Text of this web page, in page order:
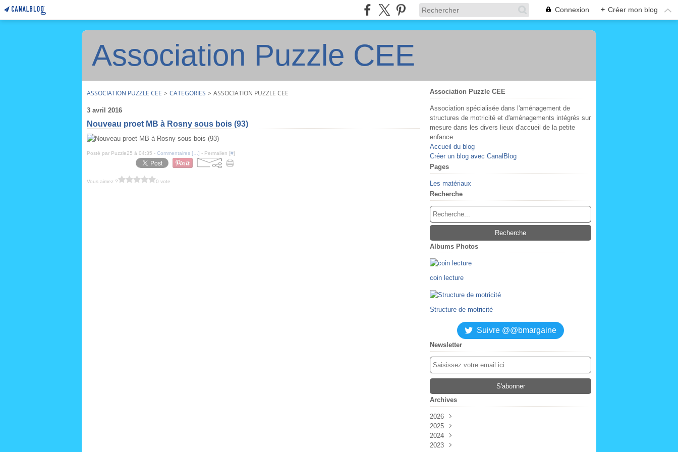
Connexion + Créer mon blog
Association Puzzle CEE
ASSOCIATION PUZZLE CEE > CATEGORIES > ASSOCIATION PUZZLE CEE
3 avril 2016
Nouveau proet MB à Rosny sous bois (93)
Posté par Puzzle25 à 04:35 - Commentaires [ ] - Permalien [#]
Vous aimez ? 0 vote
Association Puzzle CEE
Association spécialisée dans l'aménagement de
structures de motricité et d'aménagements intégrés sur
mesure dans les divers lieux d'accueil de la petite
enfance
Accueil du blog
Créer un blog avec CanalBlog
Pages
Les matériaux
Recherche
Albums Photos
coin lecture
Structure de motricité
Suivre @@bmargaine
Newsletter
Archives
2026
Février
2025
Octobre
Septembre
2024
Décembre
2023